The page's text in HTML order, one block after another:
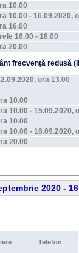
10.00
10.00 - 16.09.2020,
16.00
16.00 - 18.00
20.00
frecvenţă redusă
ora 13.00
10.00
10.00 - 15.09.2020,
10.00
10.00 - 16.09.2020,
20.00
2020 -
Telefon